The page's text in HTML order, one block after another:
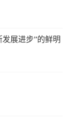
展进步”的鲜明